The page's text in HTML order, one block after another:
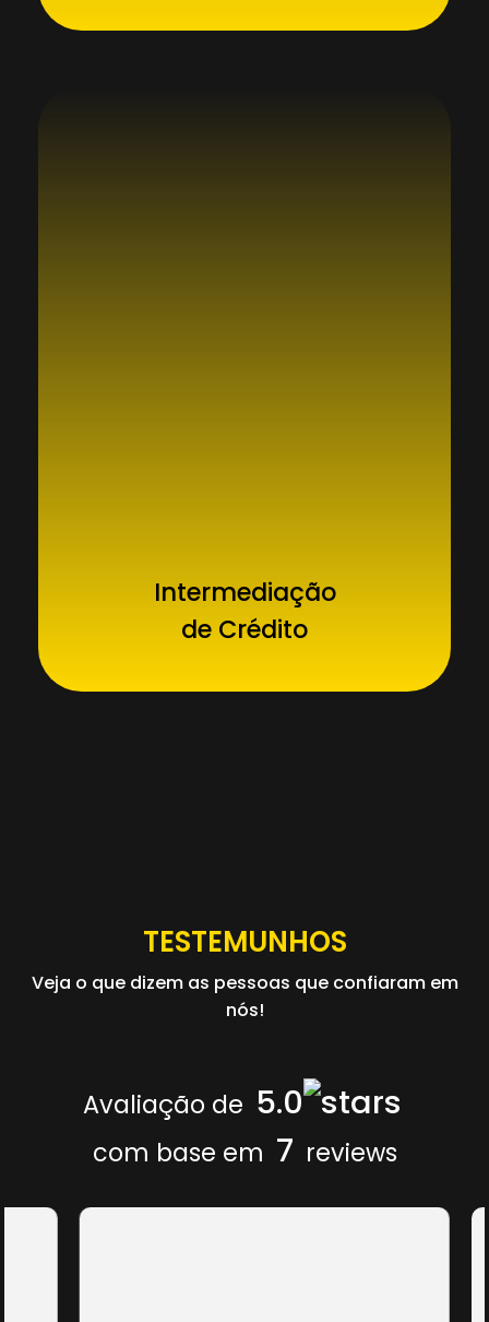
Intermediação
de Crédito
TESTEMUNHOS
Veja o que dizem as pessoas que confiaram em
nós!
Avaliação de 5.0
com base em 7 reviews